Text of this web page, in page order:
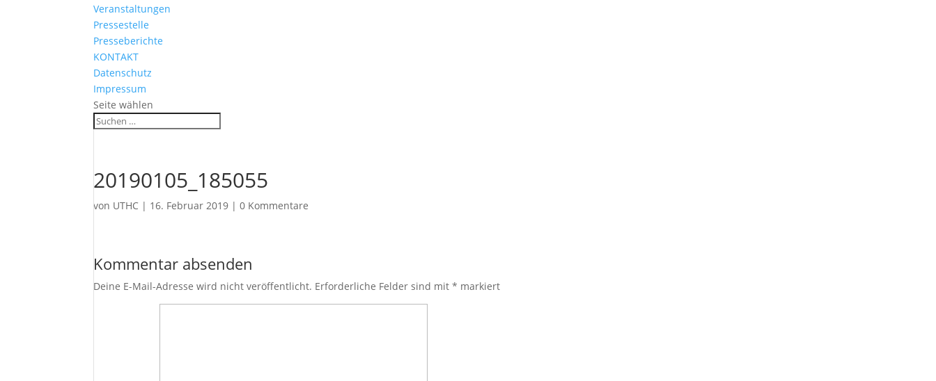
Veranstaltungen
Pressestelle
Presseberichte
KONTAKT
Datenschutz
Impressum
Seite wählen
20190105_185055
von UTHC | 16. Februar 2019 |0 Kommentare
Kommentar absenden
Deine E-Mail-Adresse wird nicht veröffentlicht. Erforderliche Felder sind mit* markiert